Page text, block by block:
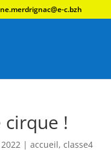
c.bzh
!
2022 |accueil,classe4